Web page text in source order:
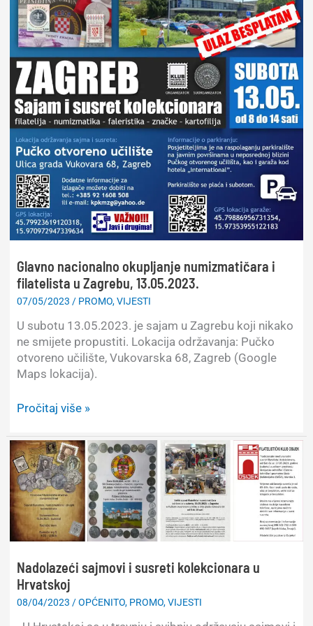
Glavno nacionalno okupljanje numizmatičara i
filatelista u Zagrebu, 13.05.2023.
07/05/2023/ PROMO,VIJESTI
U subotu 13.05.2023. je sajam u Zagrebu koji nikako
ne smijete propustiti. Lokacija održavanja: Pučko
otvoreno učilište, Vukovarska 68, Zagreb (Google
Maps lokacija).
Glavno
okupljanje
numizmatičara
i
filatelista
u
Zagrebu,
13.05.2023.
Pročitaj više »
Nadolazeći sajmovi i susreti kolekcionara u
Hrvatskoj
08/04/2023 /OPĆENITO, PROMO,VIJESTI